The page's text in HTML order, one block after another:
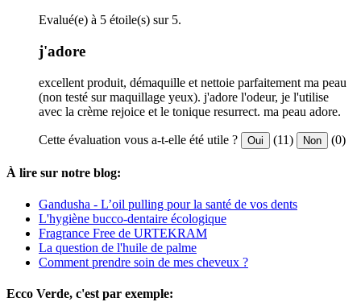
Evalué(e) à 5 étoile(s) sur 5.
j'adore
excellent produit, démaquille et nettoie parfaitement ma peau
(non testé sur maquillage yeux). j'adore l'odeur, je l'utilise
avec la crème rejoice et le tonique resurrect. ma peau adore.
Cette évaluation vous a-t-elle été utile ? Oui (11) Non (0)
À lire sur notre blog:
Gandusha - L’oil pulling pour la santé de vos dents
L'hygiène bucco-dentaire écologique
Fragrance Free de URTEKRAM
La question de l'huile de palme
Comment prendre soin de mes cheveux ?
Ecco Verde, c'est par exemple: